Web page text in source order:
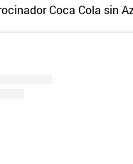
Coca Cola sin